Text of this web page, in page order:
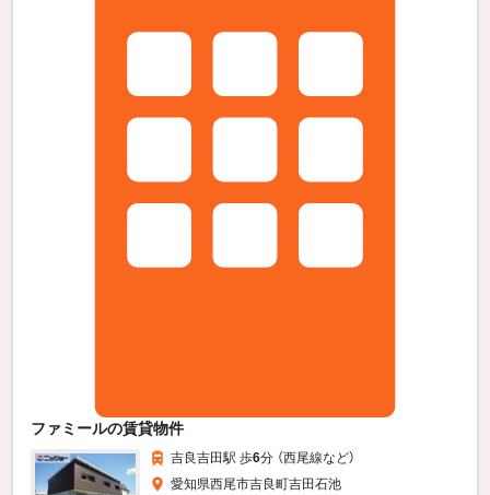
ファミールの賃貸物件
吉良吉田駅 歩6分 （西尾線など）
愛知県西尾市吉良町吉田石池